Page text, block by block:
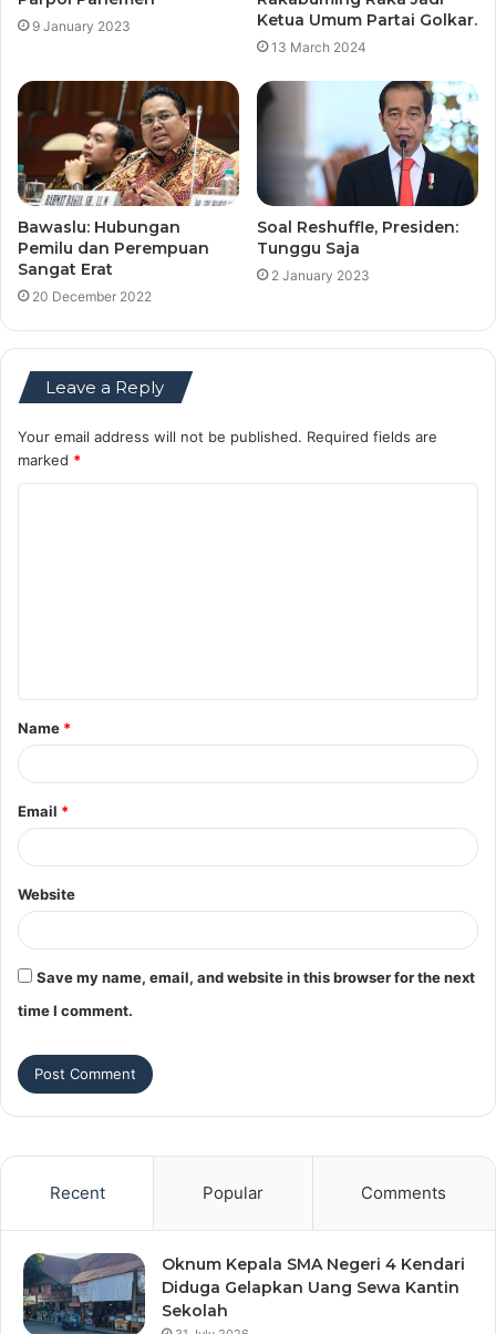
9 January 2023
Ketua Umum Partai Golkar.
13 March 2024
Bawaslu: Hubungan
Pemilu dan Perempuan
Sangat Erat
20 December 2022
Soal Reshuffle, Presiden:
Tunggu Saja
2 January 2023
Leave a Reply
Your email address will not be published. Required fields are
marked *
t
*
Name *
Email *
Website
Save my name, email, and website in this browser for the next
time I comment.
Recent Popular Comments
Oknum Kepala SMA Negeri 4 Kendari
Diduga Gelapkan Uang Sewa Kantin
Sekolah